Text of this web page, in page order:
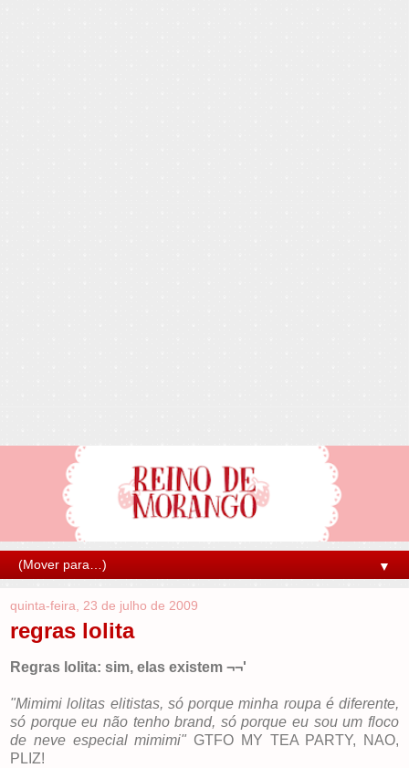
▼
quinta-feira, 23 de julho de 2009
regras lolita
Regras lolita: sim, elas existem ¬¬'
"Mimimi lolitas elitistas, só porque minha roupa é diferente,
só porque eu não tenho brand, só porque eu sou um floco
de neve especial mimimi" GTFO MY TEA PARTY, NAO,
PLIZ!